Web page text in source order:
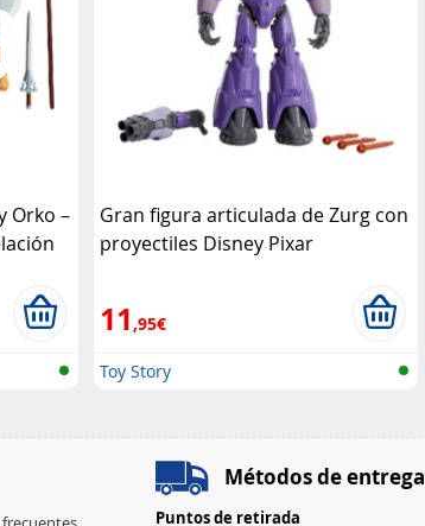
Orko –
Gran figura articulada de Zurg con
proyectiles Disney Pixar
11 ,95€
Toy Story
Métodos de entrega
Puntos de retirada